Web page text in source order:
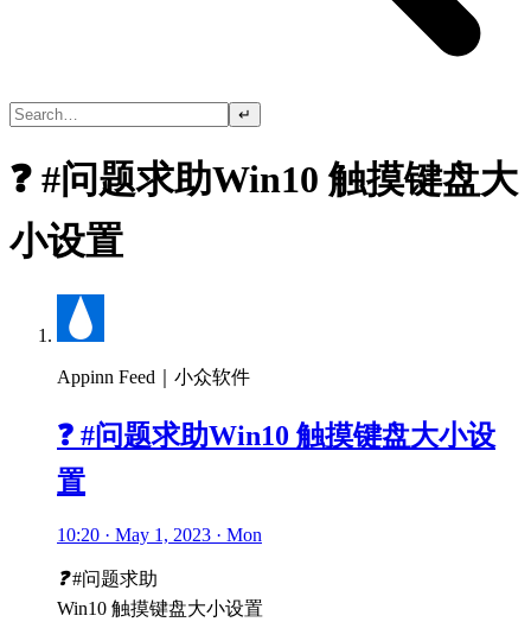
↵
❓ #问题求助Win10 触摸键盘大
小设置
Appinn Feed｜小众软件
❓ #问题求助Win10 触摸键盘大小设
置
10:20 · May 1, 2023 · Mon
❓#问题求助
Win10 触摸键盘大小设置